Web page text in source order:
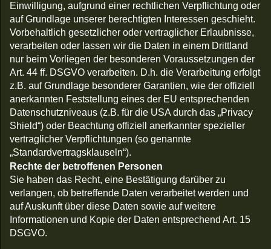
Einwilligung, aufgrund einer rechtlichen Verpflichtung oder
auf Grundlage unserer berechtigten Interessen geschieht.
Vorbehaltlich gesetzlicher oder vertraglicher Erlaubnisse,
verarbeiten oder lassen wir die Daten in einem Drittland
nur beim Vorliegen der besonderen Voraussetzungen der
Art. 44 ff. DSGVO verarbeiten. D.h. die Verarbeitung erfolgt
z.B. auf Grundlage besonderer Garantien, wie der offiziell
anerkannten Feststellung eines der EU entsprechenden
Datenschutzniveaus (z.B. für die USA durch das „Privacy
Shield“) oder Beachtung offiziell anerkannter spezieller
vertraglicher Verpflichtungen (so genannte
„Standardvertragsklauseln“).
Rechte der betroffenen Personen
Sie haben das Recht, eine Bestätigung darüber zu
verlangen, ob betreffende Daten verarbeitet werden und
auf Auskunft über diese Daten sowie auf weitere
Informationen und Kopie der Daten entsprechend Art. 15
DSGVO.